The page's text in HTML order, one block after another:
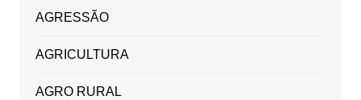
AGRESSÃO
AGRICULTURA
AGRO RURAL